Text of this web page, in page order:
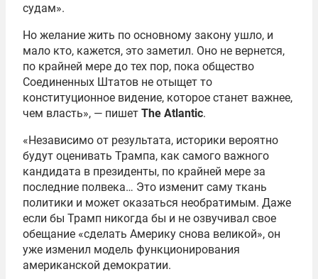
судам».
Но желание жить по основному закону ушло, и
мало кто, кажется, это заметил. Оно не вернется,
по крайней мере до тех пор, пока общество
Соединенных Штатов не отыщет то
конституционное видение, которое станет важнее,
чем власть», — пишет The Atlantic.
«Независимо от результата, историки вероятно
будут оценивать Трампа, как самого важного
кандидата в президенты, по крайней мере за
последние полвека… Это изменит саму ткань
политики и может оказаться необратимым. Даже
если бы Трамп никогда бы и не озвучивал свое
обещание «сделать Америку снова великой», он
уже изменил модель функционирования
американской демократии.